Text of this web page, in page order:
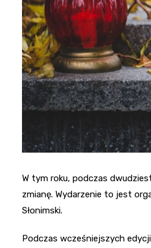
W tym roku, podczas
zmianę. Wydarzenie to jest
Słonimski.
Podczas wcześniejszych